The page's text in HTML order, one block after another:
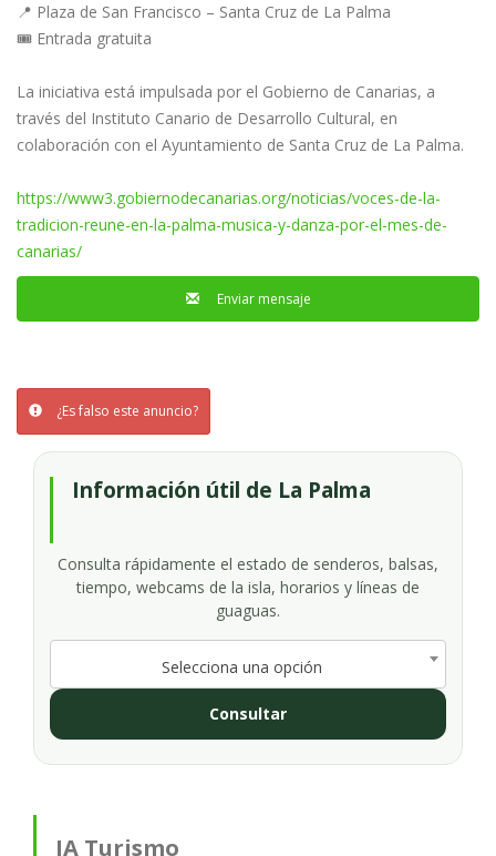
📍 Plaza de San Francisco – Santa Cruz de La Palma
🎟️ Entrada gratuita
La iniciativa está impulsada por el Gobierno de Canarias, a
través del Instituto Canario de Desarrollo Cultural, en
colaboración con el Ayuntamiento de Santa Cruz de La Palma.
https://www3.gobiernodecanarias.org/noticias/voces-de-la-
tradicion-reune-en-la-palma-musica-y-danza-por-el-mes-de-
canarias/
Enviar mensaje
¿Es falso este anuncio?
Información útil de La Palma
Consulta rápidamente el estado de senderos, balsas,
tiempo, webcams de la isla, horarios y líneas de
guaguas.
Selecciona una opción
Consultar
IA Turismo